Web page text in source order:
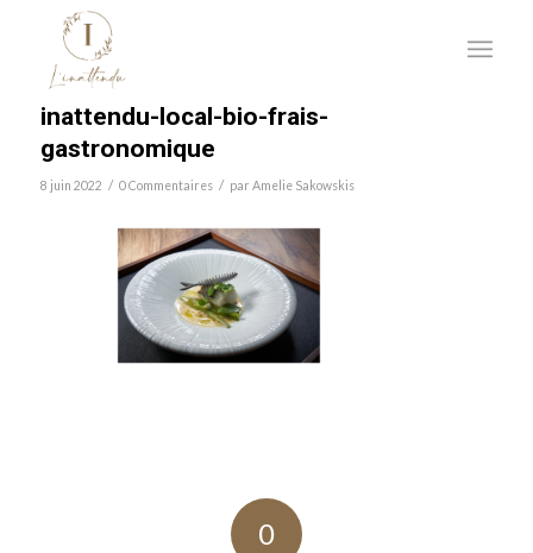
inattendu-local-bio-frais-
gastronomique
8 juin 2022 / 0 Commentaires / par Amelie Sakowskis
0